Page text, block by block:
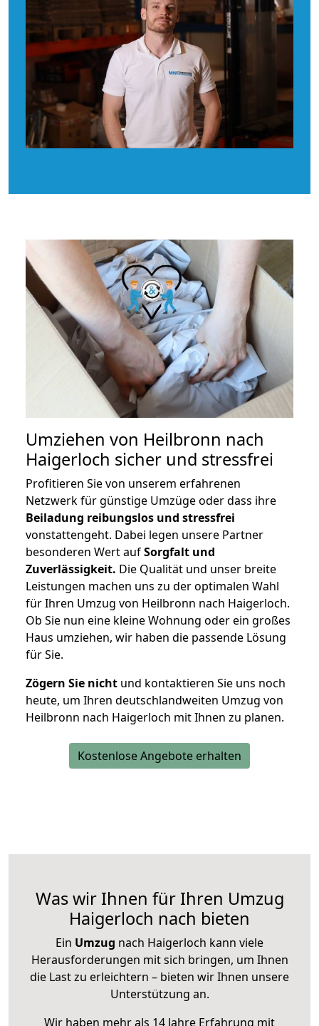
Umziehen von Heilbronn nach
Haigerloch sicher und stressfrei
Profitieren Sie von unserem erfahrenen
Netzwerk für günstige Umzüge oder dass ihre
Beiladung reibungslos und stressfrei
vonstattengeht. Dabei legen unsere Partner
besonderen Wert aufSorgfalt und
Zuverlässigkeit. Die Qualität und unser breite
Leistungen machen uns zu der optimalen Wahl
für Ihren Umzug von Heilbronn nach Haigerloch.
Ob Sie nun eine kleine Wohnung oder ein großes
Haus umziehen, wir haben die passende Lösung
für Sie.
Zögern Sie nicht und kontaktieren Sie uns noch
heute, um Ihren deutschlandweiten Umzug von
Heilbronn nach Haigerloch mit Ihnen zu planen.
Kostenlose Angebote erhalten
Was wir Ihnen für Ihren Umzug
Haigerloch nach bieten
Ein Umzug nach Haigerloch kann viele
Herausforderungen mit sich bringen, um Ihnen
die Last zu erleichtern – bieten wir Ihnen unsere
Unterstützung an.
Wir haben mehr als 14 Jahre Erfahrung mit